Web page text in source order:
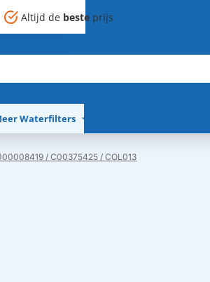
Altijd de beste prijs
Waterfilters
/ C00375425 / COL013